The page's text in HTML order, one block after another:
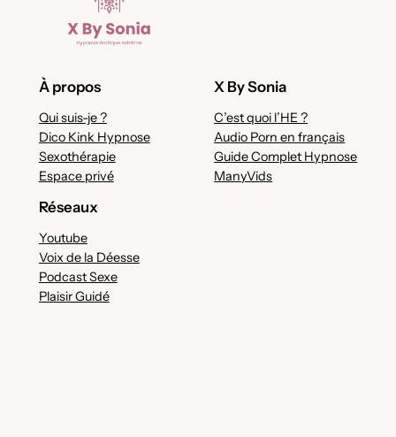
À propos
Qui suis-je ?
Dico Kink Hypnose
Sexothérapie
Espace privé
X By Sonia
C’est quoi l’HE ?
Audio Porn en français
Guide Complet Hypnose
ManyVids
Réseaux
Youtube
Voix de la Déesse
Podcast Sexe
Plaisir Guidé